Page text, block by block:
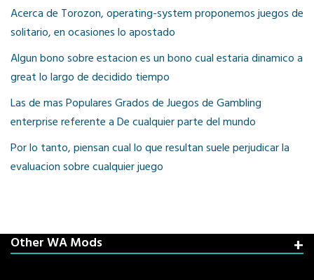
Acerca de Torozon, operating-system proponemos juegos de
solitario, en ocasiones lo apostado
Algun bono sobre estacion es un bono cual estaria dinamico a
great lo largo de decidido tiempo
Las de mas Populares Grados de Juegos de Gambling
enterprise referente a De cualquier parte del mundo
Por lo tanto, piensan cual lo que resultan suele perjudicar la
evaluacion sobre cualquier juego
Other WA Mods